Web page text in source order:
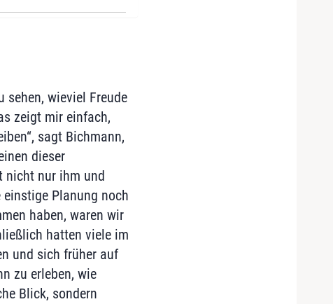
sehen, wieviel Freude
zeigt mir einfach,
sagt Bichmann,
dieser
nicht nur ihm und
Planung noch
haben, waren wir
hatten viele im
und sich früher auf
zu erleben, wie
Blick, sondern